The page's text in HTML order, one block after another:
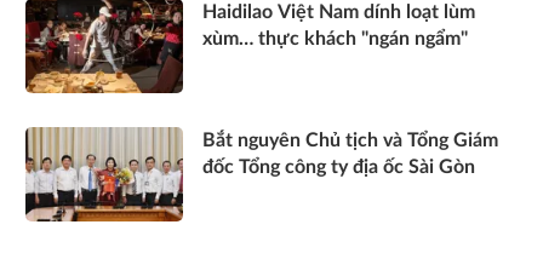
Haidilao Việt Nam dính loạt lùm
xùm… thực khách "ngán ngẩm"
Bắt nguyên Chủ tịch và Tổng Giám
đốc Tổng công ty địa ốc Sài Gòn